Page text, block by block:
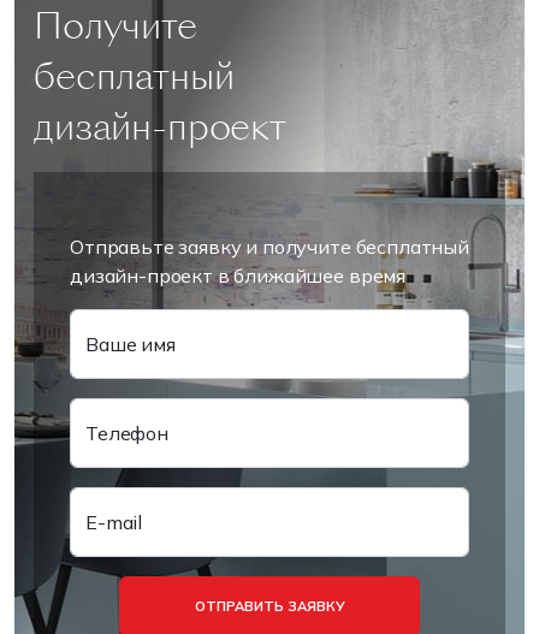
Получите
бесплатный
дизайн-проект
Отправьте заявку и получите бесплатный
дизайн-проект в ближайшее время
Ваше имя
Телефон
E-mail
ОТПРАВИТЬ ЗАЯВКУ